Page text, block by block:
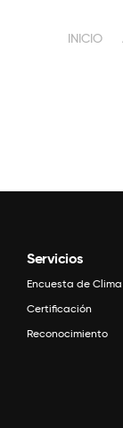
INICIO
Servicios
Encuesta de Clima
Certificación
Reconocimiento